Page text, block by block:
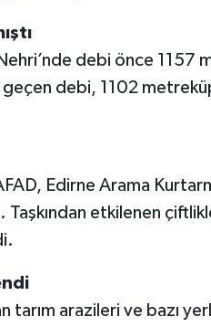
debi önce 1157
debi, 1102
Edirne Arama
etkilenen
arazileri ve bazı